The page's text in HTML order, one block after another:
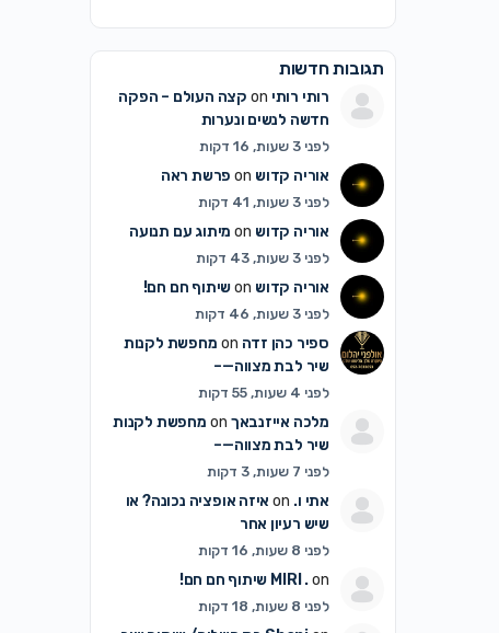
תגובות חדשות
רותי רותי
קצה העולם – הפקה
חדשה לנשים ונערות
לפני 3 שעות, 16 דקות
אוריה קדוש פרשת ראה
לפני 3 שעות, 41 דקות
אוריה קדוש מיתוג עם תנועה
לפני 3 שעות, 43 דקות
אוריה קדוש שיתוף חם חם!
לפני 3 שעות, 46 דקות
ספיר כהן זדה
מחפשת לקנות
שיר לבת מצווה—–
לפני 4 שעות, 55 דקות
מלכה אייזנבאך
מחפשת לקנות
שיר לבת מצווה—–
לפני 7 שעות, 3 דקות
אתי ו.
איזה אופציה נכונה? או
שיש רעיון אחר
לפני 8 שעות, 16 דקות
MIRI .on שיתוף חם חם!
לפני 8 שעות, 18 דקות